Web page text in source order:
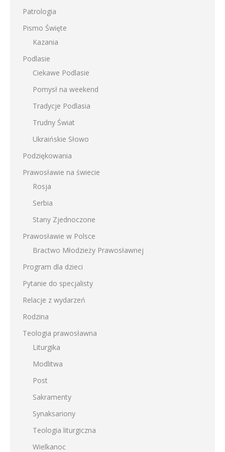
Patrologia
Pismo Święte
Kazania
Podlasie
Ciekawe Podlasie
Pomysł na weekend
Tradycje Podlasia
Trudny Świat
Ukraińskie Słowo
Podziękowania
Prawosławie na świecie
Rosja
Serbia
Stany Zjednoczone
Prawosławie w Polsce
Bractwo Młodzieży Prawosławnej
Program dla dzieci
Pytanie do specjalisty
Relacje z wydarzeń
Rodzina
Teologia prawosławna
Liturgika
Modlitwa
Post
Sakramenty
Synaksariony
Teologia liturgiczna
Wielkanoc